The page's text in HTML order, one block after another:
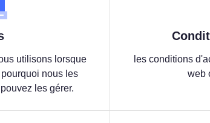
utilisons lorsque
nous les
les gérer.
les conditions
web